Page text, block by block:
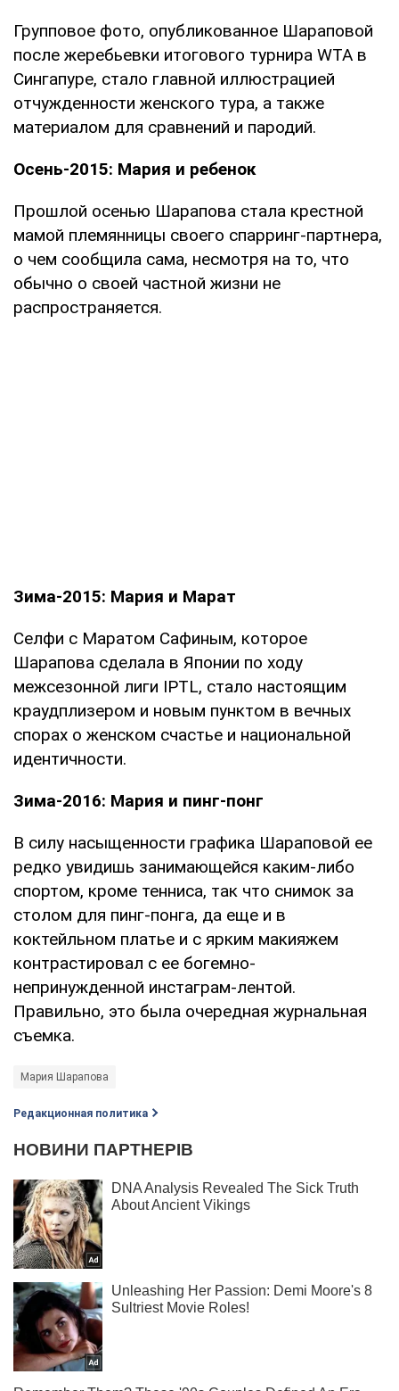
Групповое фото, опубликованное Шараповой
после жеребьевки итогового турнира WTA в
Сингапуре, стало главной иллюстрацией
отчужденности женского тура, а также
материалом для сравнений и пародий.
Осень-2015: Мария и ребенок
Прошлой осенью Шарапова стала крестной
мамой племянницы своего спарринг-партнера,
о чем сообщила сама, несмотря на то, что
обычно о своей частной жизни не
распространяется.
Зима-2015: Мария и Марат
Селфи с Маратом Сафиным, которое
Шарапова сделала в Японии по ходу
межсезонной лиги IPTL, стало настоящим
краудплизером и новым пунктом в вечных
спорах о женском счастье и национальной
идентичности.
Зима-2016: Мария и пинг-понг
В силу насыщенности графика Шараповой ее
редко увидишь занимающейся каким-либо
спортом, кроме тенниса, так что снимок за
столом для пинг-понга, да еще и в
коктейльном платье и с ярким макияжем
контрастировал с ее богемно-
непринужденной инстаграм-лентой.
Правильно, это была очередная журнальная
съемка.
Мария Шарапова
Редакционная политика